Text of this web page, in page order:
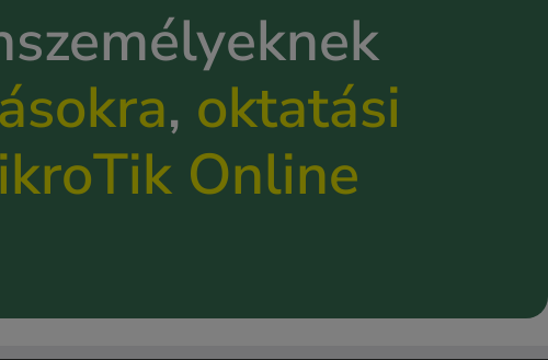
, oktatási
Online